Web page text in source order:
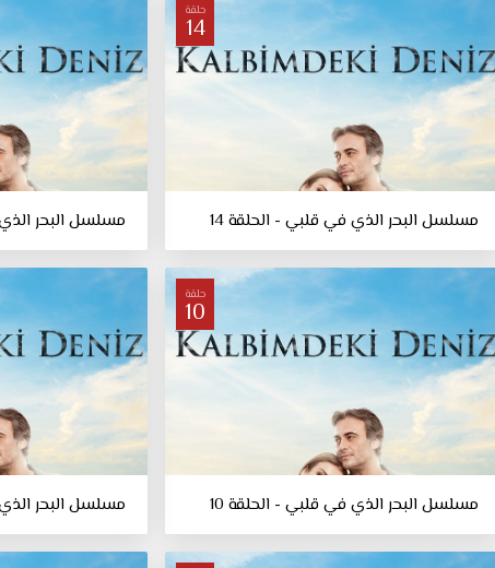
حلقة
14
مسلسل البحر الذي في قلبي - الحلقة 14 مسلسل البحر الذي
حلقة
10
مسلسل البحر الذي في قلبي - الحلقة 10 مسلسل البحر